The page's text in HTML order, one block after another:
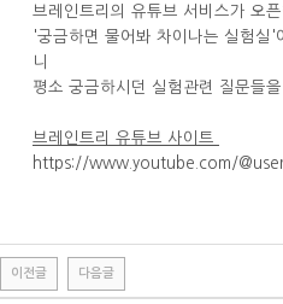
공지
브레인트리의 유튜브 서비스가 오픈
'궁금하면 물어봐 차이나는 실험실'
니
평소 궁금하시던 실험관련 질문들
브레인트리 유튜브 사이트
https://www.youtube.com/
이전글 다음글